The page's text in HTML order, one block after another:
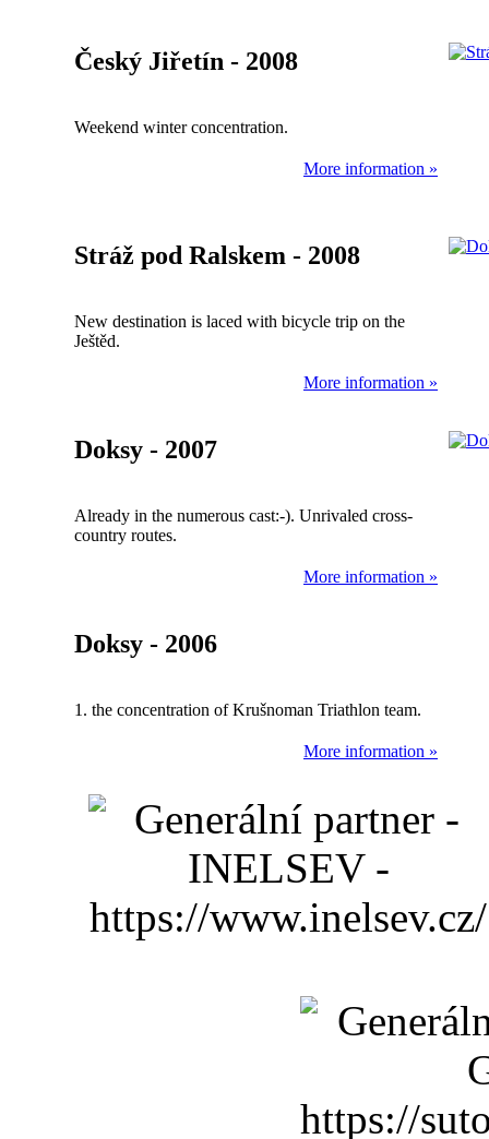
Český Jiřetín - 2008
Weekend winter concentration.
More information »
Stráž pod Ralskem - 2008
New destination is laced with bicycle trip on the
Ještěd.
More information »
Doksy - 2007
Already in the numerous cast:-). Unrivaled cross-
country routes.
More information »
Doksy - 2006
1. the concentration of Krušnoman Triathlon team.
More information »